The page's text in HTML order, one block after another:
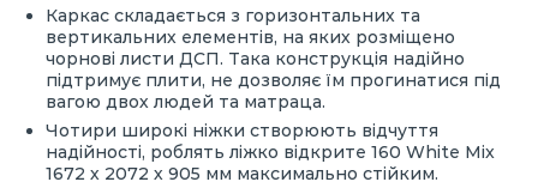
Каркас складається з горизонтальних та
вертикальних елементів, на яких розміщено
чорнові листи ДСП. Така конструкція надійно
підтримує плити, не дозволяє їм прогинатися під
вагою двох людей та матраца.
Чотири широкі ніжки створюють відчуття
надійності, роблять ліжко відкрите 160 White Mix
1672 х 2072 х 905 мм максимально стійким.